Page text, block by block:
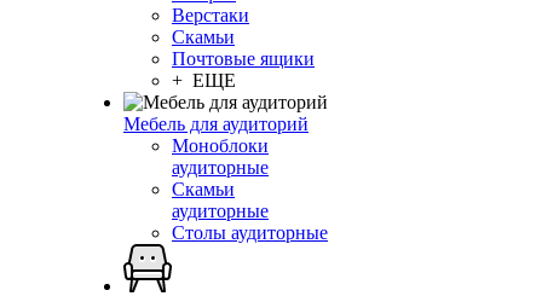
Верстаки
Скамьи
Почтовые ящики
+ ЕЩЕ
Мебель для аудиторий
Моноблоки
аудиторные
Скамьи
аудиторные
Столы аудиторные